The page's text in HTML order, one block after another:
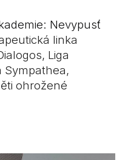
Nevypusť
linka
Liga
Sympathea,
ohrožené